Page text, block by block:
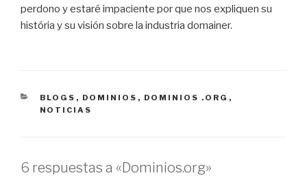
perdono y estaré impaciente por que nos expliquen su
história y su visión sobre la industria domainer.
CATEGORÍAS
BLOGS , DOMINIOS , DOMINIOS .ORG ,
NOTICIAS
6 respuestas a «Dominios.org»